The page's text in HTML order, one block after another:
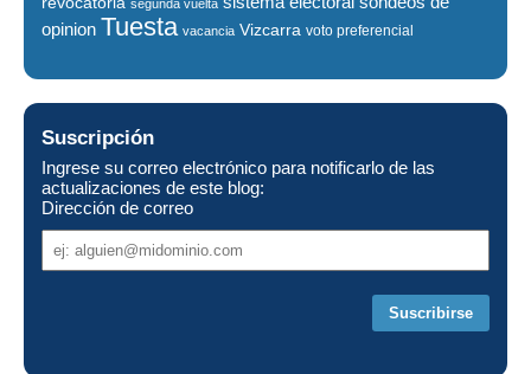
segunda vuelta
opinion Tuesta vacancia Vizcarra voto preferencial
Suscripción
Ingrese su correo electrónico para notificarlo de las
actualizaciones de este blog:
Dirección de correo
de